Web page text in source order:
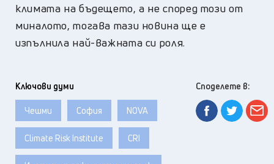
климата на бъдещето, а не според този от
миналото, тогава тази новина ще е
изпълнила най-важната си роля.
Ключови думи
Чешми София NOVA
Climate Risk Institute CRI
Споделете в: